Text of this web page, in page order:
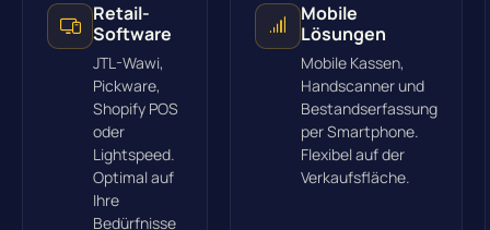
Retail-
Software
JTL-Wawi,
Pickware,
Shopify POS
oder
Lightspeed.
Optimal auf
Ihre
Bedürfnisse
Mobile
Lösungen
Mobile Kassen,
Handscanner und
Bestandserfassung
per Smartphone.
Flexibel auf der
Verkaufsfläche.